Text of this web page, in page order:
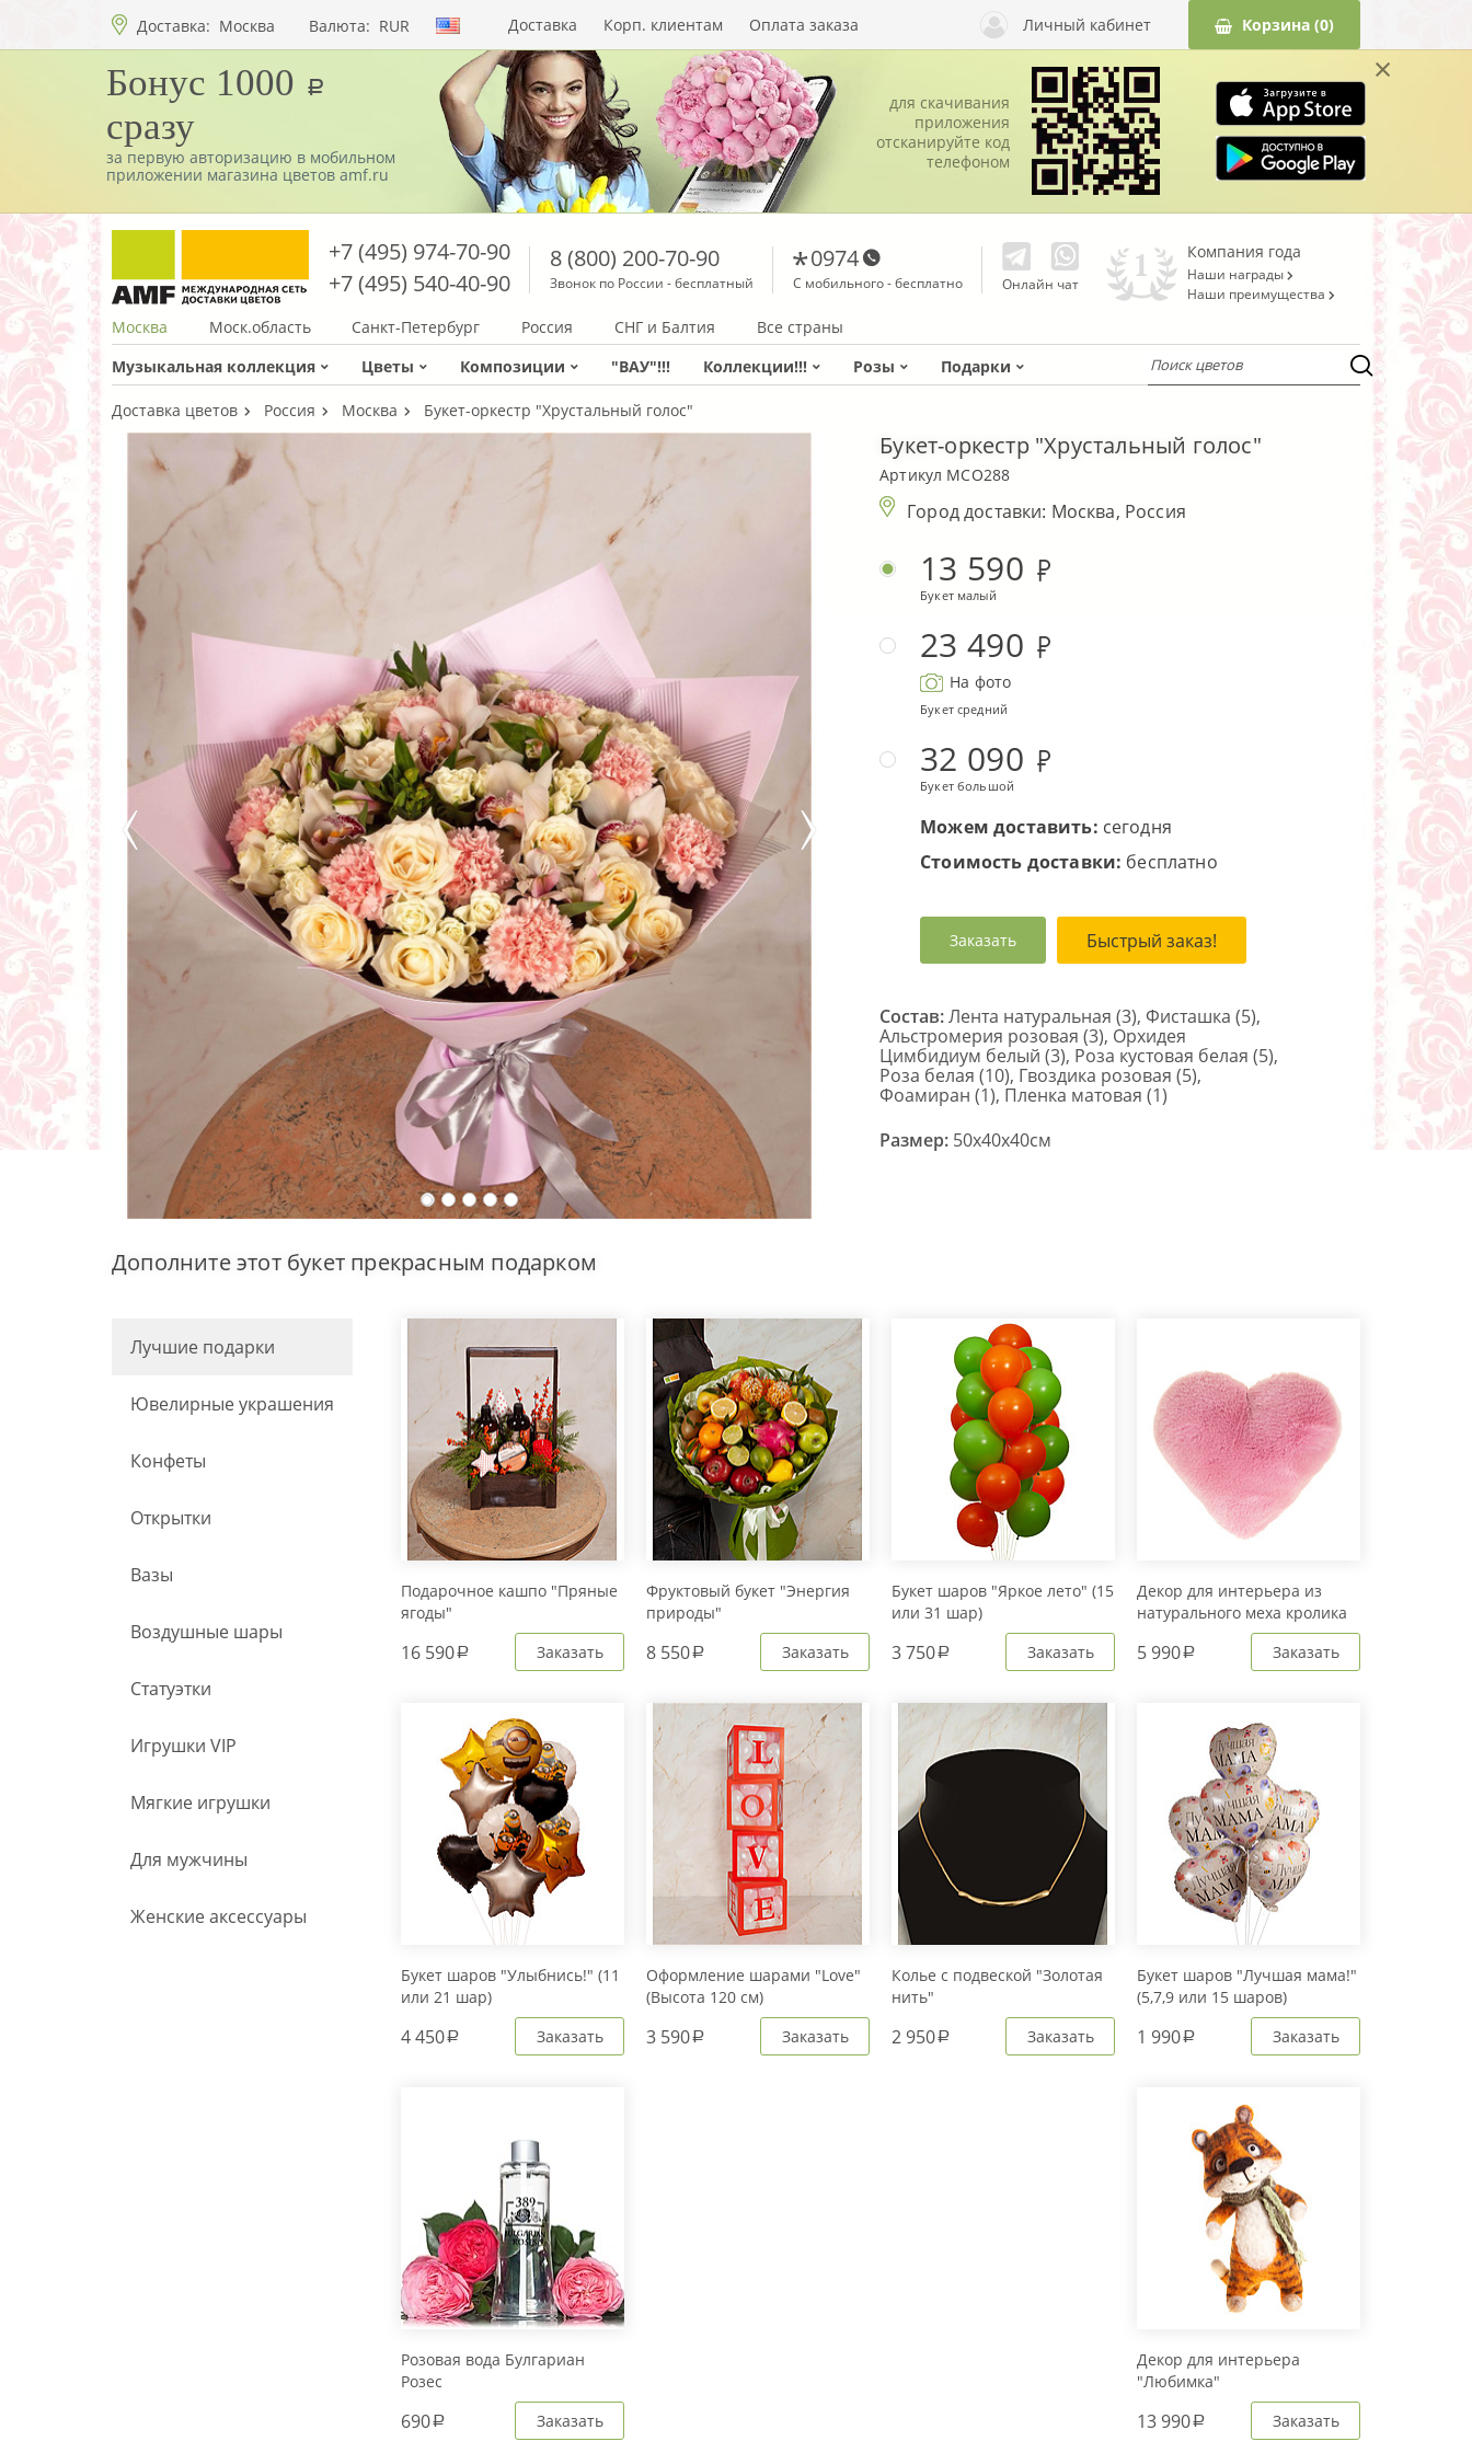
×
Бонус 1000 a
сразу
за первую авторизацию в мобильном
приложении магазина цветов amf.ru
для скачивания
приложения
отсканируйте код
телефоном
Доставка: Москва Валюта: RUR Доставка Корп. клиентам Оплата заказа Личный кабинет Корзина(0)
+7 (495) 974-70-90
+7 (495) 540-40-90
8 (800) 200-70-90
Звонок по России - бесплатный
0974
С мобильного - бесплатно Онлайн чат
Компания года
Наши награды
Наши преимущества
Москва Моск.область Санкт-Петербург Россия СНГ и Балтия
Все страны
Музыкальная коллекция
Цветы Композиции "ВАУ"!!! Коллекции!!! Розы Подарки
Доставка цветов Россия Москва Букет-оркестр "Хрустальный голос"
Букет-оркестр "Хрустальный голос"
Артикул MCO288
Город доставки: Москва, Россия
13 590
Букет малый
23 490
На фото
Букет средний
32 090
Букет большой
Можем доставить: сегодня
Стоимость доставки: бесплатно
Заказать Быстрый заказ!
Состав:Лента натуральная (3), Фисташка (5),
Альстромерия розовая (3), Орхидея
Цимбидиум белый (3), Роза кустовая белая (5),
Роза белая (10), Гвоздика розовая (5),
Фоамиран (1), Пленка матовая (1)
Размер: 50x40x40см
Дополните этот букет прекрасным подарком
Лучшие подарки
Ювелирные украшения
Конфеты
Открытки
Вазы
Воздушные шары
Статуэтки
Игрушки VIP
Мягкие игрушки
Для мужчины
Женские аксессуары
Подарочное кашпо "Пряные
ягоды"
16 590a Заказать
Фруктовый букет "Энергия
природы"
8 550a Заказать
Букет шаров "Яркое лето" (15
или 31 шар)
3 750a Заказать
Декор для интерьера из
натурального меха кролика
Рекс "Сердце" IM20601
5 990a Заказать
Букет шаров "Улыбнись!" (11
или 21 шар)
4 450a Заказать
Оформление шарами "Love"
(Высота 120 см)
3 590a Заказать
Колье с подвеской "Золотая
нить"
2 950a Заказать
Букет шаров "Лучшая мама!"
(5,7,9 или 15 шаров)
1 990a Заказать
Розовая вода Булгариан
Розес
690a Заказать
Декор для интерьера
"Любимка"
13 990a Заказать